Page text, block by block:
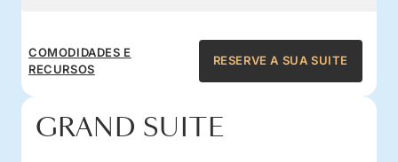
COMODIDADES E
RECURSOS
RESERVE A SUA SUITE
GRAND SUITE